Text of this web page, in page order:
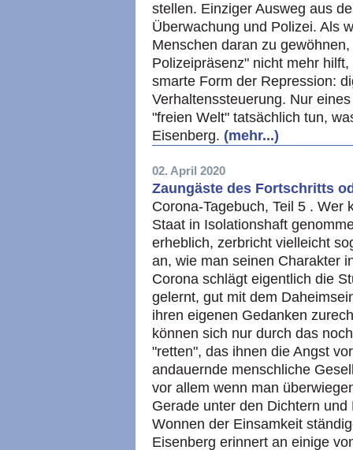
stellen. Einziger Ausweg aus
Überwachung und Polizei. Als
Menschen daran zu
Polizeipräsenz" nicht mehr
smarte Form der Repression:
Verhaltenssteuerung. Nur
"freien Welt" tatsächlich tun,
Eisenberg. (mehr...)
02. April 2020
Zaungäste des Fortschritts
Corona-Tagebuch, Teil 5 . Wer
Staat in Isolationshaft
erheblich, zerbricht vielleicht
an, wie man seinen Charakter
Corona schlägt eigentlich die
gelernt, gut mit dem
ihren eigenen Gedanken
können sich nur durch das
"retten", das ihnen die Angst
andauernde menschliche
vor allem wenn man
Gerade unter den Dichtern
Wonnen der Einsamkeit
Eisenberg erinnert an einige